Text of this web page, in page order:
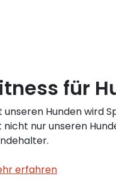
für
unseren Hunden wird
nicht nur unseren
erfahren